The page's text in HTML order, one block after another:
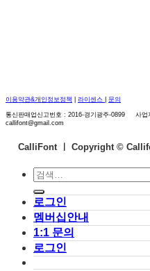
이용약관&개인정보정책 라이센스 문의
통신판매업신고번호 : 2016-경기광주-0899 사
callifont@gmail.com
CalliFont ㅣ Copyright ©
검
색:
로그인
멤버십안내
1:1 문의
로그인